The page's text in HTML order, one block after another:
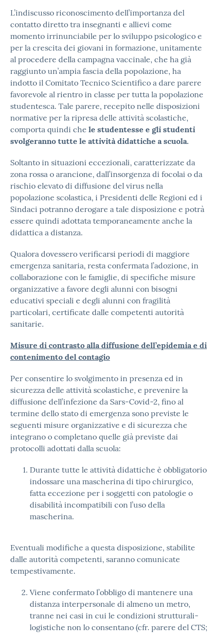
L’indiscusso riconoscimento dell’importanza del
contatto diretto tra insegnanti e allievi come
momento irrinunciabile per lo sviluppo psicologico e
per la crescita dei giovani in formazione, unitamente
al procedere della campagna vaccinale, che ha già
raggiunto un’ampia fascia della popolazione, ha
indotto il Comitato Tecnico Scientifico a dare parere
favorevole al rientro in classe per tutta la popolazione
studentesca. Tale parere, recepito nelle disposizioni
normative per la ripresa delle attività scolastiche,
comporta quindi che le studentesse e gli studenti
svolgeranno tutte le attività didattiche a scuola.
Soltanto in situazioni eccezionali, caratterizzate da
zona rossa o arancione, dall’insorgenza di focolai o da
rischio elevato di diffusione del virus nella
popolazione scolastica, i Presidenti delle Regioni ed i
Sindaci potranno derogare a tale disposizione e potrà
essere quindi adottata temporaneamente anche la
didattica a distanza.
Qualora dovessero verificarsi periodi di maggiore
emergenza sanitaria, resta confermata l’adozione, in
collaborazione con le famiglie, di specifiche misure
organizzative a favore degli alunni con bisogni
educativi speciali e degli alunni con fragilità
particolari, certificate dalle competenti autorità
sanitarie.
Misure di contrasto alla diffusione dell’epidemia e di
contenimento del contagio
Per consentire lo svolgimento in presenza ed in
sicurezza delle attività scolastiche, e prevenire la
diffusione dell’infezione da Sars-Covid-2, fino al
termine dello stato di emergenza sono previste le
seguenti misure organizzative e di sicurezza che
integrano o completano quelle già previste dai
protocolli adottati dalla scuola:
Durante tutte le attività didattiche è obbligatorio
indossare una mascherina di tipo chirurgico,
fatta eccezione per i soggetti con patologie o
disabilità incompatibili con l’uso della
mascherina.
Eventuali modifiche a questa disposizione, stabilite
dalle autorità competenti, saranno comunicate
tempestivamente.
Viene confermato l’obbligo di mantenere una
distanza interpersonale di almeno un metro,
tranne nei casi in cui le condizioni strutturali-
logistiche non lo consentano (cfr. parere del CTS;